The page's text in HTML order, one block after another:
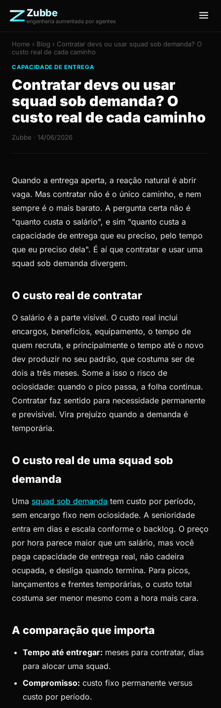
Zubbe
engenharia aumentada por agentes
Home › Blog › Contratar devs ou usar squad sob demanda? O
custo real de cada caminho
CAPACIDADE DE ENTREGA
Contratar devs ou usar
squad sob demanda? O
custo real de cada caminho
Zubbe · 14/06/2026
Quando a entrega aperta, a reação natural é abrir
vaga. Mas contratar não é o único caminho, e nem
sempre é o mais barato. A pergunta certa não é
"quanto custa o salário", e sim "quanto custa a
capacidade de entrega que eu preciso, pelo tempo
que eu preciso dela". É aí que contratar e usar uma
squad sob demanda divergem.
O custo real de contratar
O salário é a parte visível. O custo real inclui
encargos, benefícios, equipamento, o tempo de
quem recruta, e principalmente o tempo até o novo
dev produzir no seu padrão, que costuma ser de
dois a três meses. Some a isso o risco de
ociosidade: quando o pico passa, a folha continua.
Contratar faz sentido para necessidade permanente
e previsível. Vira prejuízo quando a demanda é
temporária.
O custo real de uma squad sob
demanda
Uma squad sob demanda tem custo por período,
sem encargo fixo nem ociosidade. A senioridade
entra em dias e escala conforme o backlog. O preço
por hora parece maior que um salário, mas você
paga capacidade de entrega real, não cadeira
ocupada, e desliga quando termina. Para picos,
lançamentos e frentes temporárias, o custo total
costuma ser menor mesmo com a hora mais cara.
A comparação que importa
Tempo até entregar: meses para contratar, dias
para alocar uma squad.
Compromisso: custo fixo permanente versus
custo por período.